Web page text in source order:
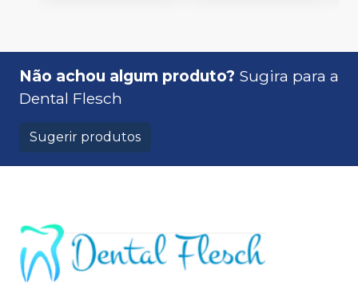
Não achou algum produto? Sugira para a
Dental Flesch
Sugerir produtos